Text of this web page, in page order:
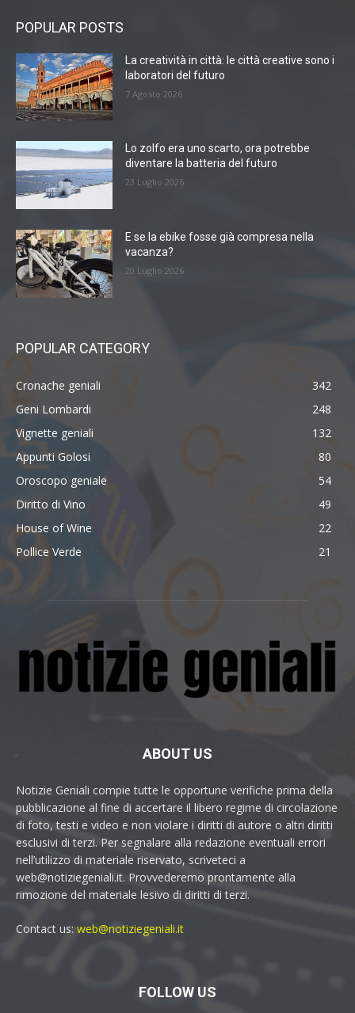
POPULAR POSTS
La creatività in città: le città creative sono i
laboratori del futuro
7 Agosto 2026
Lo zolfo era uno scarto, ora potrebbe
diventare la batteria del futuro
23 Luglio 2026
E se la ebike fosse già compresa nella
vacanza?
20 Luglio 2026
POPULAR CATEGORY
Cronache geniali
342
Geni Lombardi
248
Vignette geniali
132
Appunti Golosi
80
Oroscopo geniale
54
Diritto di Vino
49
House of Wine
22
Pollice Verde
21
ABOUT US
Notizie Geniali compie tutte le opportune verifiche prima della
pubblicazione al fine di accertare il libero regime di circolazione
di foto, testi e video e non violare i diritti di autore o altri diritti
esclusivi di terzi. Per segnalare alla redazione eventuali errori
nell’utilizzo di materiale riservato, scriveteci a
web@notiziegeniali.it. Provvederemo prontamente alla
rimozione del materiale lesivo di diritti di terzi.
Contact us: web@notiziegeniali.it
FOLLOW US